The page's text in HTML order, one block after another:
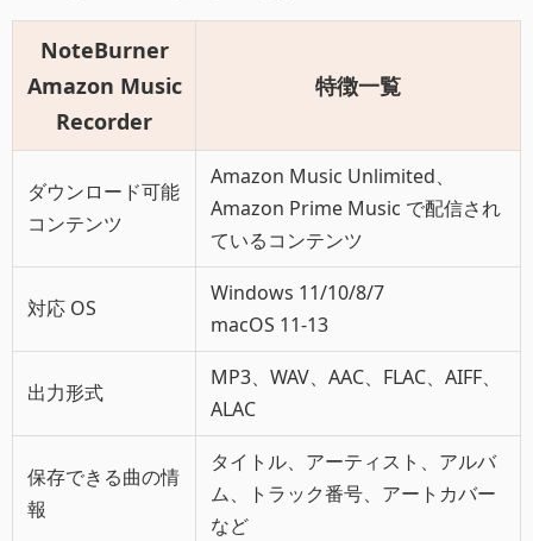
NoteBurner
Amazon Music
Recorder
特徴一覧
ダウンロード可能
コンテンツ
Amazon Music Unlimited、
Amazon Prime Music で配信され
ているコンテンツ
対応 OS
Windows 11/10/8/7
macOS 11-13
出力形式
MP3、WAV、AAC、FLAC、AIFF、
ALAC
保存できる曲の情
報
タイトル、アーティスト、アルバ
ム、トラック番号、アートカバー
など